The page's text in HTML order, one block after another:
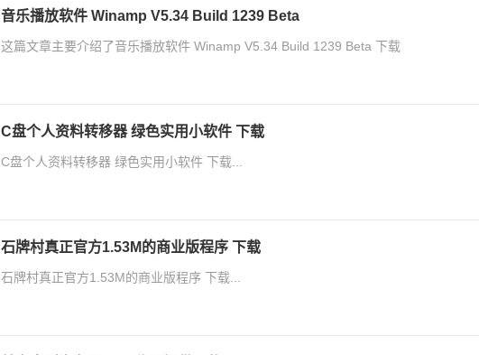
音乐播放软件 Winamp V5.34 Build 1239 Beta
这篇文章主要介绍了音乐播放软件 Winamp V5.34 Build 1239 Beta 下载
C盘个人资料转移器 绿色实用小软件 下载
C盘个人资料转移器 绿色实用小软件 下载...
石牌村真正官方1.53M的商业版程序 下载
石牌村真正官方1.53M的商业版程序 下载...